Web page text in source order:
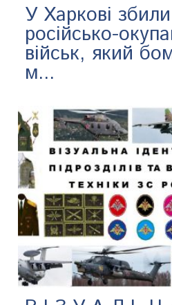
У Харкові
російсько-
військ, який
м...